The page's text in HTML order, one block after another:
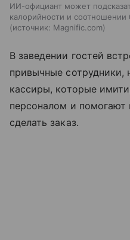
ИИ-официант может
калорийности и
источник: Magnific.com
В заведении гостей
привычные
кассиры, которые
персоналом и помогают
сделать заказ.